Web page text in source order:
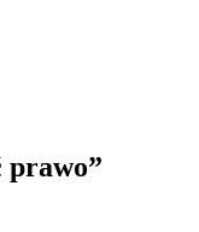
prawo”